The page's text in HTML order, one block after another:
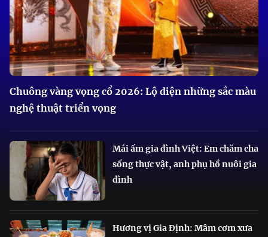
Chuông vàng vọng cổ 2026: Lộ diện những sắc màu
nghệ thuật triển vọng
Mái ấm gia đình Việt: Em chăm cha
sống thực vật, anh phụ hồ nuôi gia
đình
Hương vị Gia Định: Mâm cơm xưa